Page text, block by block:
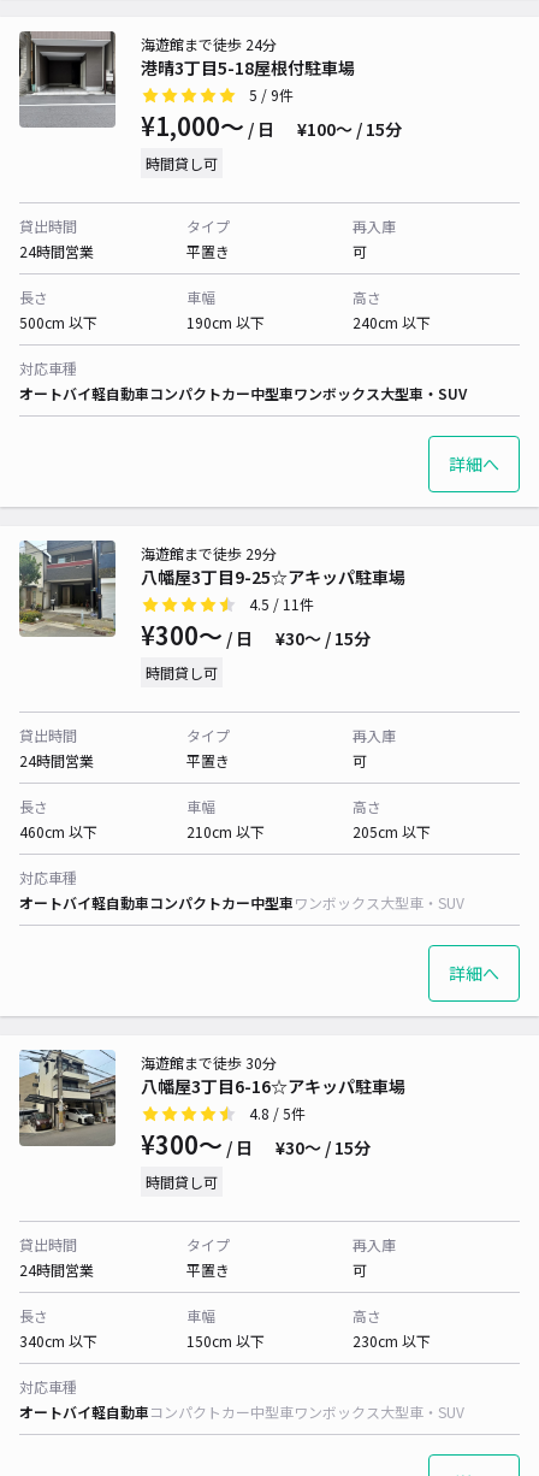
港晴3丁目5-18屋根付駐車場
海遊館まで徒歩 24分
5 / 9件
¥1,000〜 / 日 ¥100〜 / 15分
時間貸し可
貸出時間
24時間営業
タイプ
平置き
再入庫
可
長さ
500cm 以下
車幅
190cm 以下
高さ
240cm 以下
対応車種
オートバイ軽自動車コンパクトカー中型車ワンボックス大型車・SUV
詳細へ
八幡屋3丁目9-25☆アキッパ駐車場
海遊館まで徒歩 29分
4.5 / 11件
¥300〜 / 日 ¥30〜 / 15分
時間貸し可
貸出時間
24時間営業
タイプ
平置き
再入庫
可
長さ
460cm 以下
車幅
210cm 以下
高さ
205cm 以下
対応車種
オートバイ軽自動車コンパクトカー中型車ワンボックス大型車・SUV
詳細へ
八幡屋3丁目6-16☆アキッパ駐車場
海遊館まで徒歩 30分
4.8 / 5件
¥300〜 / 日 ¥30〜 / 15分
時間貸し可
貸出時間
24時間営業
タイプ
平置き
再入庫
可
長さ
340cm 以下
車幅
150cm 以下
高さ
230cm 以下
対応車種
オートバイ軽自動車コンパクトカー中型車ワンボックス大型車・SUV